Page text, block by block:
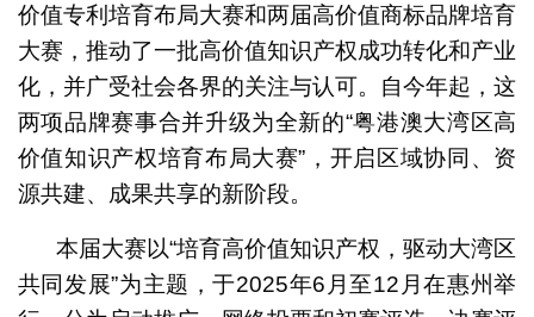
价值专利培育布局大赛和两届高价值商标品牌培育
大赛，推动了一批高价值知识产权成功转化和产业
化，并广受社会各界的关注与认可。自今年起，这
两项品牌赛事合并升级为全新的“粤港澳大湾区高
价值知识产权培育布局大赛”，开启区域协同、资
源共建、成果共享的新阶段。
本届大赛以“培育高价值知识产权，驱动大湾区
共同发展”为主题，于2025年6月至12月在惠州举